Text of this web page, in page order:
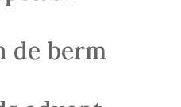
de berm